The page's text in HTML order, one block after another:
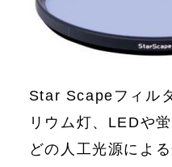
Star Scapeフィル
リウム灯、LEDや
どの人工光源によ